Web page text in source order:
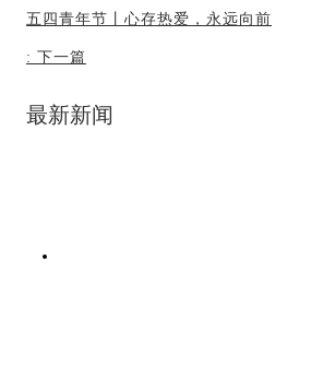
五四青年节丨心存热爱，永远向前
: 下一篇
最新新闻